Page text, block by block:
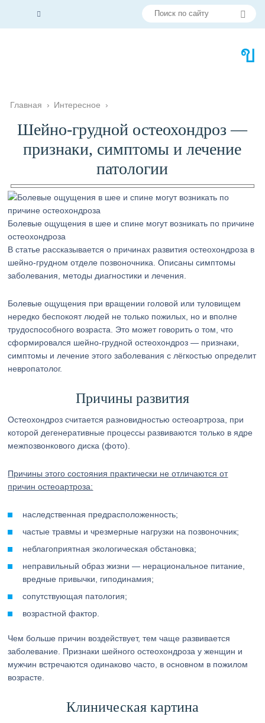
Главная › Интересное ›
Шейно-грудной остеохондроз —
признаки, симптомы и лечение
патологии
Болевые ощущения в шее и спине могут возникать по причине
остеохондроза
В статье рассказывается о причинах развития остеохондроза в
шейно-грудном отделе позвоночника. Описаны симптомы
заболевания, методы диагностики и лечения.
Болевые ощущения при вращении головой или туловищем
нередко беспокоят людей не только пожилых, но и вполне
трудоспособного возраста. Это может говорить о том, что
сформировался шейно-грудной остеохондроз — признаки,
симптомы и лечение этого заболевания с лёгкостью определит
невропатолог.
Причины развития
Остеохондроз считается разновидностью остеоартроза, при
которой дегенеративные процессы развиваются только в ядре
межпозвонкового диска (фото).
Причины этого состояния практически не отличаются от
причин остеоартроза:
наследственная предрасположенность;
частые травмы и чрезмерные нагрузки на позвоночник;
неблагоприятная экологическая обстановка;
неправильный образ жизни — нерациональное питание,
вредные привычки, гиподинамия;
сопутствующая патология;
возрастной фактор.
Чем больше причин воздействует, тем чаще развивается
заболевание. Признаки шейного остеохондроза у женщин и
мужчин встречаются одинаково часто, в основном в пожилом
возрасте.
Клиническая картина